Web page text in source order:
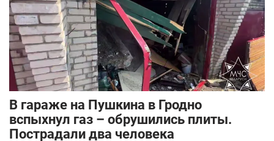
В гараже на Пушкина в Гродно
вспыхнул газ – обрушились плиты.
Пострадали два человека